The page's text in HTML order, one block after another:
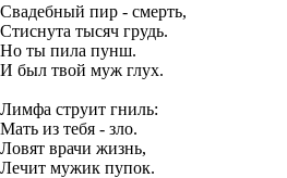
Свадебный пир - смерть,
Стиснута тысяч грудь.
Но ты пила пунш.
И был твой муж глух.
Лимфа струит гниль:
Мать из тебя - зло.
Ловят врачи жизнь,
Лечит мужик пупок.